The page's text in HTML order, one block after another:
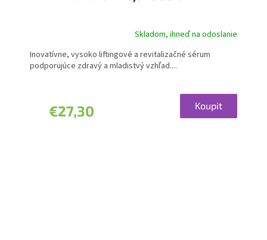
Skladom, ihneď na odoslanie
€27,30 Koupit
Inovatívne, vysoko liftingové a revitalizačné sérum
podporujúce zdravý a mladistvý vzhľad....